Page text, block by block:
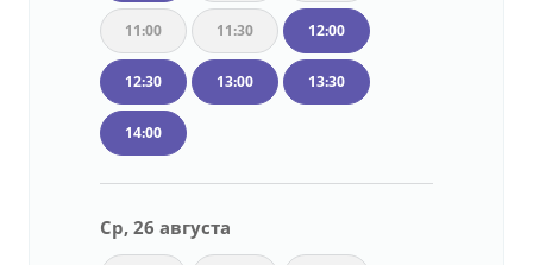
11:00 11:30 12:00
12:30 13:00 13:30
14:00
Ср, 26 августа